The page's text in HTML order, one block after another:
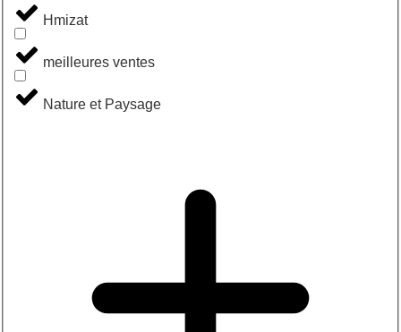
Hmizat
meilleures ventes
Nature et Paysage